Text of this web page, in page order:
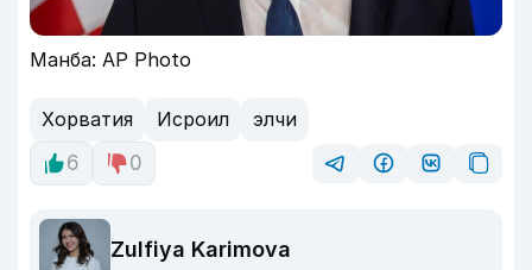
Манба: AP Photo
Хорватия Исроил
элчи
6
0
Zulfiya Karimova